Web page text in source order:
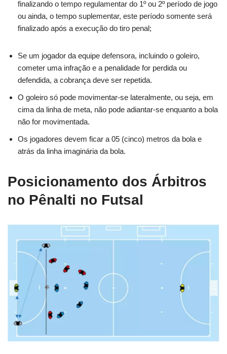
finalizando o tempo regulamentar do 1º ou 2º período de jogo
ou ainda, o tempo suplementar, este período somente será
finalizado após a execução do tiro penal;
Se um jogador da equipe defensora, incluindo o goleiro,
cometer uma infração e a penalidade for perdida ou
defendida, a cobrança deve ser repetida.
O goleiro só pode movimentar-se lateralmente, ou seja, em
cima da linha de meta, não pode adiantar-se enquanto a bola
não for movimentada.
Os jogadores devem ficar a 05 (cinco) metros da bola e
atrás da linha imaginária da bola.
Posicionamento dos Árbitros
no Pênalti no Futsal